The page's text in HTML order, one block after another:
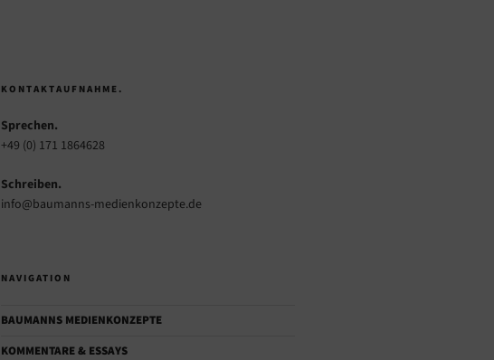
KONTAKTAUFNAHME.
Sprechen.
+49 (0) 171 1864628
Schreiben.
info@baumanns-medienkonzepte.de
NAVIGATION
BAUMANNS MEDIENKONZEPTE
KOMMENTARE & ESSAYS